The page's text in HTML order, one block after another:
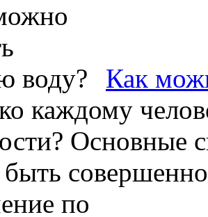
Как
каждому
Основные